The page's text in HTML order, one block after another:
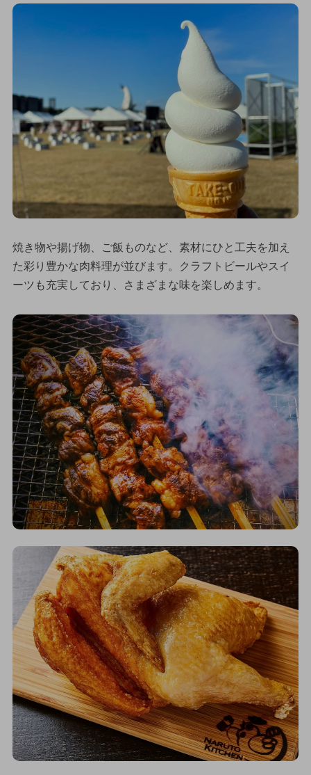
焼き物や揚げ物、ご飯ものなど、素材にひと工夫を加え
た彩り豊かな肉料理が並びます。クラフトビールやスイ
ーツも充実しており、さまざまな味を楽しめます。